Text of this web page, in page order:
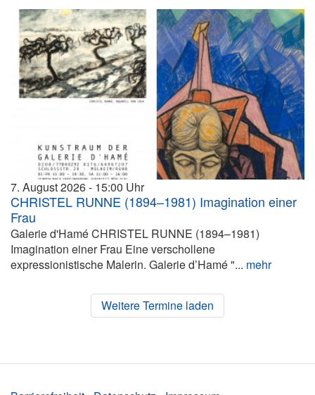
7. August 2026 15:00
CHRISTEL RUNNE (1894–1981) Imagination einer
Frau
Galerie d'Hamé CHRISTEL RUNNE (1894–1981)
Imagination einer Frau Eine verschollene
expressionistische Malerin. Galerie d’Hamé "... mehr
Weitere Termine laden